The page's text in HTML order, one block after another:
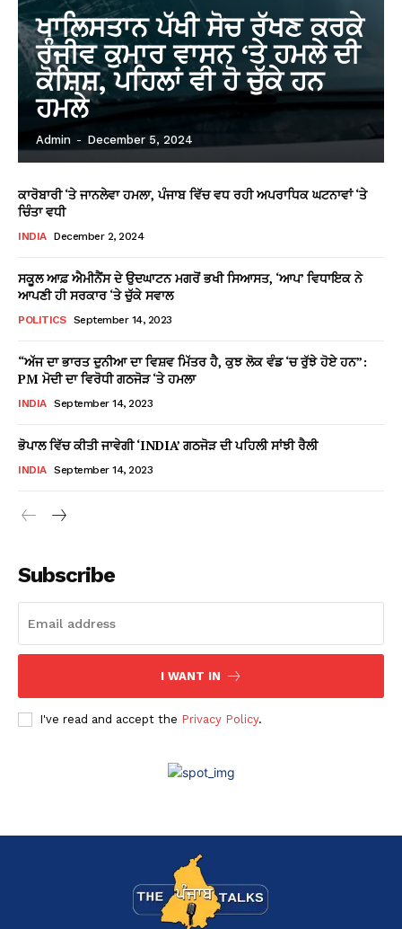
ਖਾਲਿਸਤਾਨ ਪੱਖੀ ਸੋਚ ਰੱਖਣ ਕਰਕੇ
ਰੰਜੀਵ ਕੁਮਾਰ ਵਾਸਨ ‘ਤੇ ਹਮਲੇ ਦੀ
ਕੋਸ਼ਿਸ਼, ਪਹਿਲਾਂ ਵੀ ਹੋ ਚੁੱਕੇ ਹਨ
ਹਮਲੇ
Admin - December 5, 2024
ਕਾਰੋਬਾਰੀ ‘ਤੇ ਜਾਨਲੇਵਾ ਹਮਲਾ, ਪੰਜਾਬ ਵਿੱਚ ਵਧ ਰਹੀ ਅਪਰਾਧਿਕ ਘਟਨਾਵਾਂ ‘ਤੇ
ਚਿੰਤਾ ਵਧੀ
INDIA December 2, 2024
ਸਕੂਲ ਆਫ਼ ਐਮੀਨੈਂਸ ਦੇ ਉਦਘਾਟਨ ਮਗਰੋਂ ਭਖੀ ਸਿਆਸਤ, ‘ਆਪ’ ਵਿਧਾਇਕ ਨੇ
ਆਪਣੀ ਹੀ ਸਰਕਾਰ ‘ਤੇ ਚੁੱਕੇ ਸਵਾਲ
POLITICS September 14, 2023
“ਅੱਜ ਦਾ ਭਾਰਤ ਦੁਨੀਆ ਦਾ ਵਿਸ਼ਵ ਮਿੱਤਰ ਹੈ, ਕੁਝ ਲੋਕ ਵੰਡ ‘ਚ ਰੁੱਝੇ ਹੋਏ ਹਨ”:
PM ਮੋਦੀ ਦਾ ਵਿਰੋਧੀ ਗਠਜੋੜ ‘ਤੇ ਹਮਲਾ
INDIA September 14, 2023
ਭੋਪਾਲ ਵਿੱਚ ਕੀਤੀ ਜਾਵੇਗੀ ‘INDIA’ ਗਠਜੋੜ ਦੀ ਪਹਿਲੀ ਸਾਂਝੀ ਰੈਲੀ
INDIA September 14, 2023
Subscribe
I WANT IN
I've read and accept the Privacy Policy.